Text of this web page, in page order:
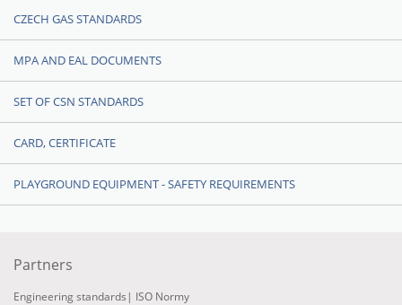
CZECH GAS STANDARDS
MPA AND EAL DOCUMENTS
SET OF CSN STANDARDS
CARD, CERTIFICATE
PLAYGROUND EQUIPMENT - SAFETY REQUIREMENTS
Partners
Engineering standards | ISO Normy